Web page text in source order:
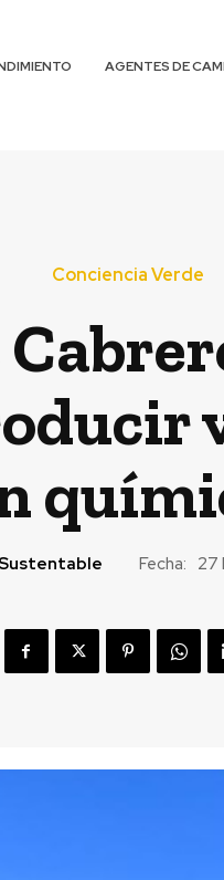
AGENTES DE
Conciencia Verde
Fecha: 27